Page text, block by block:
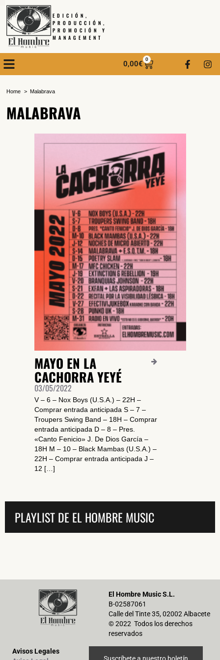
EDICIÓN,
PRODUCCIÓN,
PROMOCIÓN Y
MANAGEMENT
0,00€
0
Home Malabrava
MALABRAVA
MAYO EN LA
CACHORRA YEYÉ
03/05/2022
V – 6 – Nox Boys (U.S.A.) – 22H –
Comprar entrada anticipada S – 7 –
Troupers Swing Band – 18H – Comprar
entrada anticipada D – 8 – Pres.
«Canto Fenicio» J. De Dios García –
18H M – 10 – Black Mambas (U.S.A.) –
22H – Comprar entrada anticipada J –
12 […]
PLAYLIST DE EL HOMBRE MUSIC
El Hombre Music S.L.
B-02587061
Calle del Tinte 35, 02002 Albacete
© 2022 Todos los derechos
reservados
Avisos Legales
SUSCRÍBETE A NUESTRO BOLETÍN
He leído y acepto laPolítica de Privacidad
DARME DE ALTA